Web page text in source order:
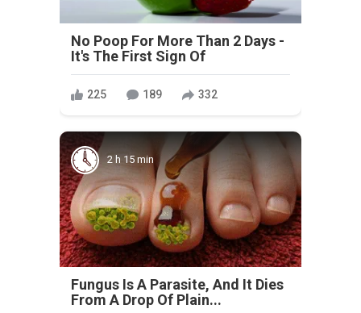
No Poop For More Than 2 Days -
It's The First Sign Of
225 189 332
2 h 15 min
Fungus Is A Parasite, And It Dies
From A Drop Of Plain...